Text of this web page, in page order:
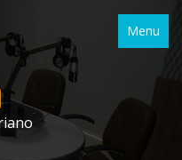
Menu